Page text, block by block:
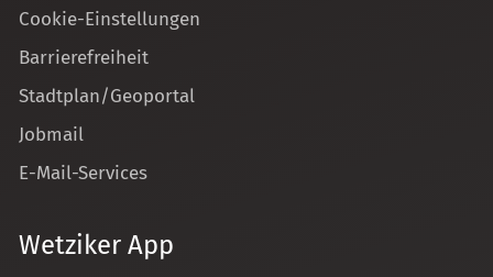
Cookie-Einstellungen
Barrierefreiheit
Stadtplan/Geoportal
Jobmail
E-Mail-Services
Wetziker App